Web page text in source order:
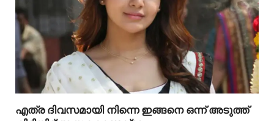
എത്ര ദിവസമായി നിന്നെ ഇങ്ങനെ ഒന്ന് അടുത്ത്